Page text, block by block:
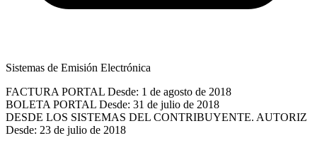
Sistemas de Emisión Electrónica
FACTURA PORTAL Desde: 1 de agosto de 2018
BOLETA PORTAL Desde: 31 de julio de 2018
DESDE LOS SISTEMAS DEL CONTRIBUYENTE. AUTORIZ
Desde: 23 de julio de 2018